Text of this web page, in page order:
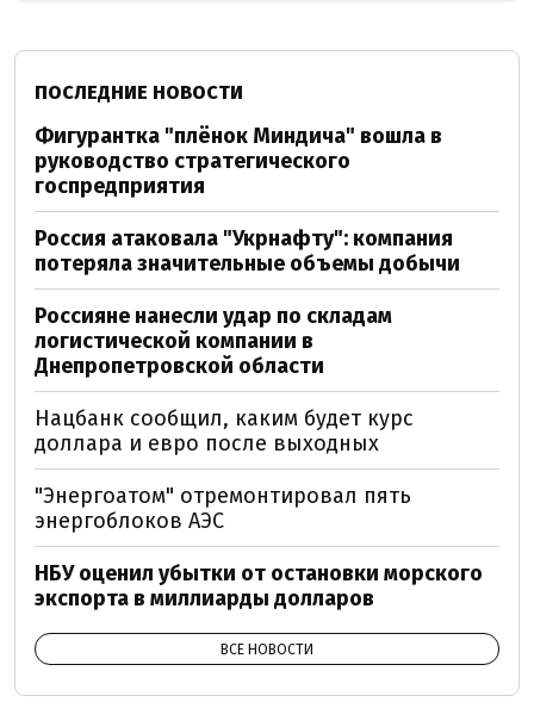
ПОСЛЕДНИЕ НОВОСТИ
Фигурантка "плёнок Миндича" вошла в
руководство стратегического
госпредприятия
Россия атаковала "Укрнафту": компания
потеряла значительные объемы добычи
Россияне нанесли удар по складам
логистической компании в
Днепропетровской области
Нацбанк сообщил, каким будет курс
доллара и евро после выходных
"Энергоатом" отремонтировал пять
энергоблоков АЭС
НБУ оценил убытки от остановки морского
экспорта в миллиарды долларов
ВСЕ НОВОСТИ